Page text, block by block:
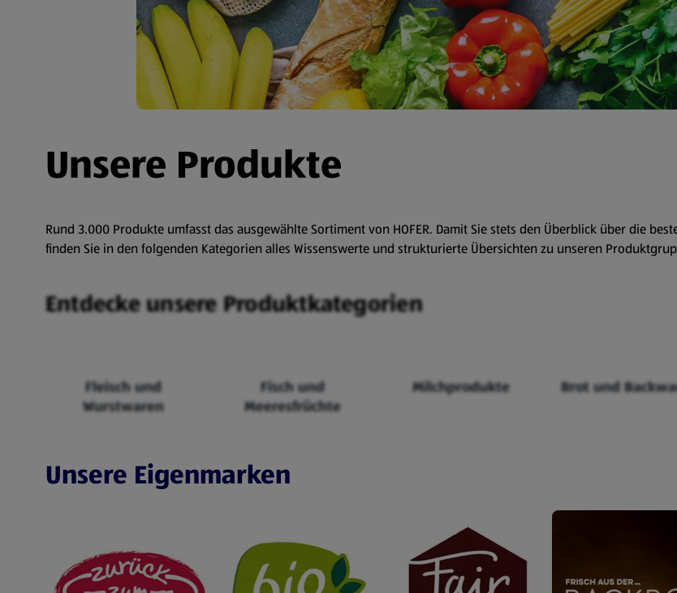
Unsere Produkte
Rund 3.000 Produkte umfasst das ausgewählte Sortiment von HOFER. Damit Sie stets den Überblick über die
finden Sie in den folgenden Kategorien alles Wissenswerte und strukturierte Übersichten zu unseren
Entdecke unsere Produktkategorien
Fleisch und
Wurstwaren
Fisch und
Meeresfrüchte
Milchprodukte Brot und
Unsere Eigenmarken